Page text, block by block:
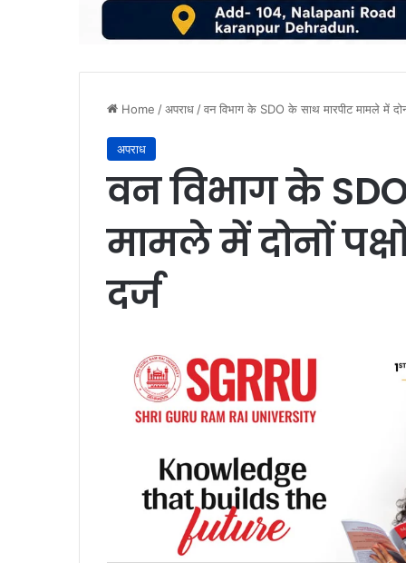
Home /अपराध/वन विभाग के SDO के साथ मारपीट मामले में
अपराध
वन विभाग के
मामले में दोनों
दर्ज